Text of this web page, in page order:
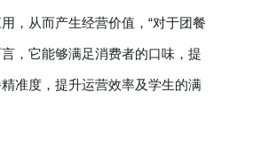
，从而产生经营价值，“对于团餐
，它能够满足消费者的口味，提
准度，提升运营效率及学生的满